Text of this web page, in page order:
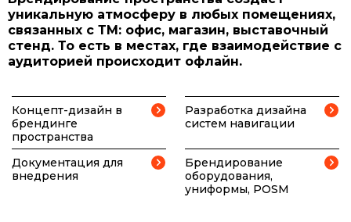
уникальную атмосферу в любых помещениях,
связанных с ТМ: офис, магазин, выставочный
стенд. То есть в местах, где взаимодействие с
аудиторией происходит офлайн.
Концепт-дизайн в
брендинге
пространства
Разработка дизайна
систем навигации
Документация для
внедрения
Брендирование
оборудования,
униформы, POSM